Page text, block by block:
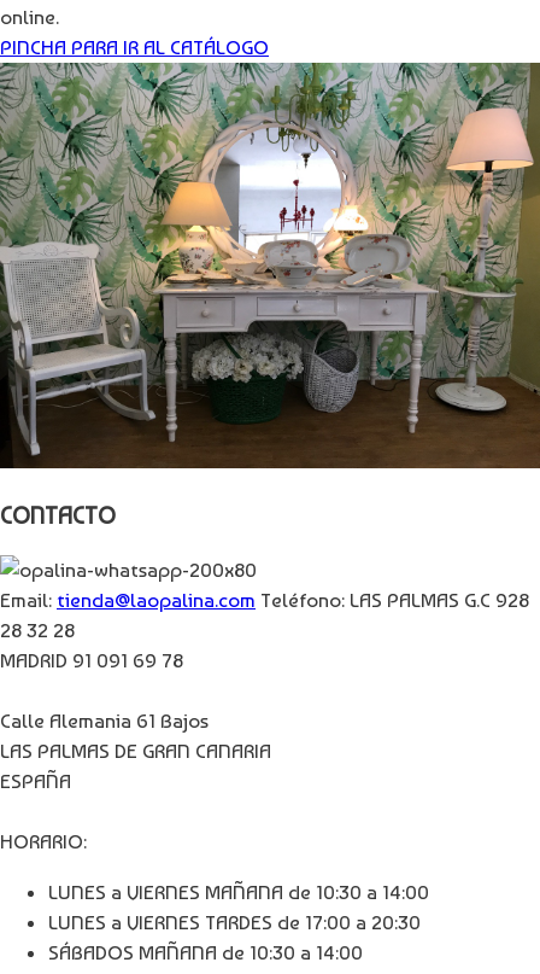
online.
PINCHA PARA IR AL CATÁLOGO
CONTACTO
Email: tienda@laopalina.com Teléfono: LAS PALMAS G.C 928
28 32 28
MADRID 91 091 69 78
Calle Alemania 61 Bajos
LAS PALMAS DE GRAN CANARIA
ESPAÑA
HORARIO:
LUNES a VIERNES MAÑANA de 10:30 a 14:00
LUNES a VIERNES TARDES de 17:00 a 20:30
SÁBADOS MAÑANA de 10:30 a 14:00